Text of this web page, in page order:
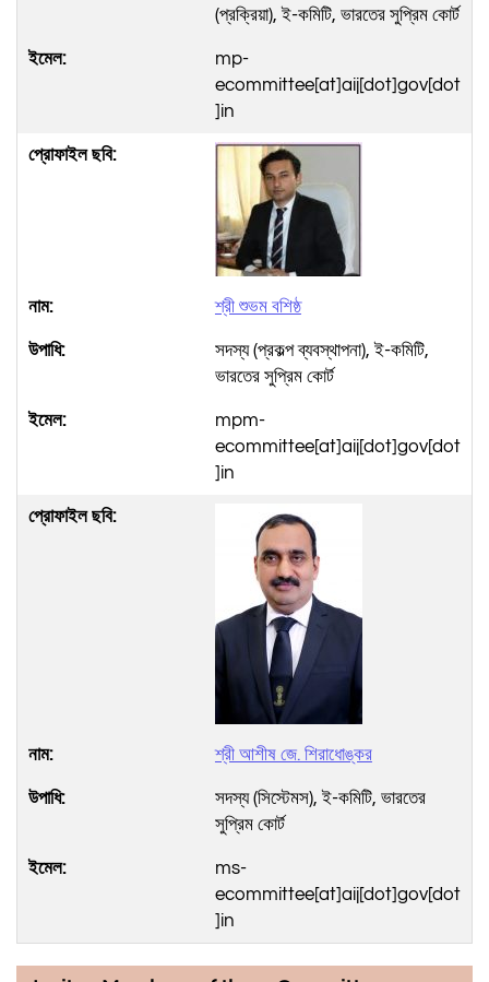
(প্রক্রিয়া), ই-কমিটি, ভারতের সুপ্রিম কোর্ট
mp-
ecommittee[at]aij[dot]gov[dot
]in
শ্রী শুভম বশিষ্ঠ
সদস্য (প্রকল্প ব্যবস্থাপনা), ই-কমিটি,
ভারতের সুপ্রিম কোর্ট
mpm-
ecommittee[at]aij[dot]gov[dot
]in
শ্রী আশীষ জে. শিরাধোঙ্কর
সদস্য (সিস্টেমস), ই-কমিটি, ভারতের
সুপ্রিম কোর্ট
ms-
ecommittee[at]aij[dot]gov[dot
]in